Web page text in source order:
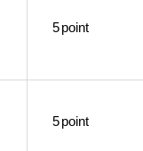
5point
5point